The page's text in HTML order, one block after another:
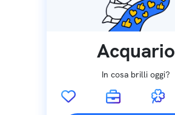
Acquario
In cosa brilli oggi?